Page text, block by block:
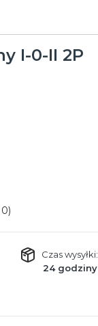
I-0-II 2P
Czas wysyłki:
24 godziny